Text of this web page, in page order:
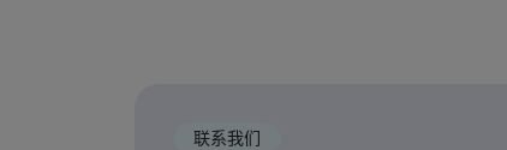
联系我们